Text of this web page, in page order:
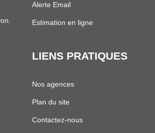
Alerte Email
Estimation en ligne
LIENS PRATIQUES
Nos agences
Plan du site
Contactez-nous